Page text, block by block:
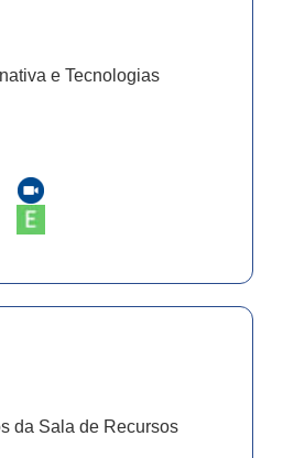
e Tecnologias
da Sala de Recursos